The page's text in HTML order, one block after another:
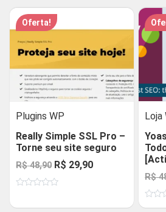
Oferta!
Plugins WP
Really Simple SSL Pro –
Torne seu site seguro
R$48,90 O
preço
R$ 29,90O
de
Loja
R$